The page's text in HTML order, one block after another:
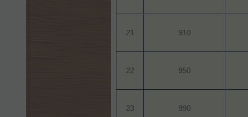
21​ 910​
22​ 950​
23​ 990​